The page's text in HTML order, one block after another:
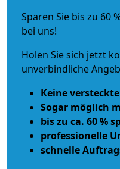
Sparen Sie bis zu 60
bei uns!
Holen Sie sich jetzt
unverbindliche
Keine
Sogar möglich
bis zu ca. 60 %
professionelle
schnelle